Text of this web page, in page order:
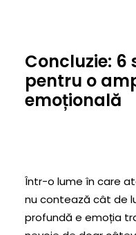
Concluzie: 6
pentru o
emoțională
Într-o lume în care
nu contează cât de
profundă e emoția